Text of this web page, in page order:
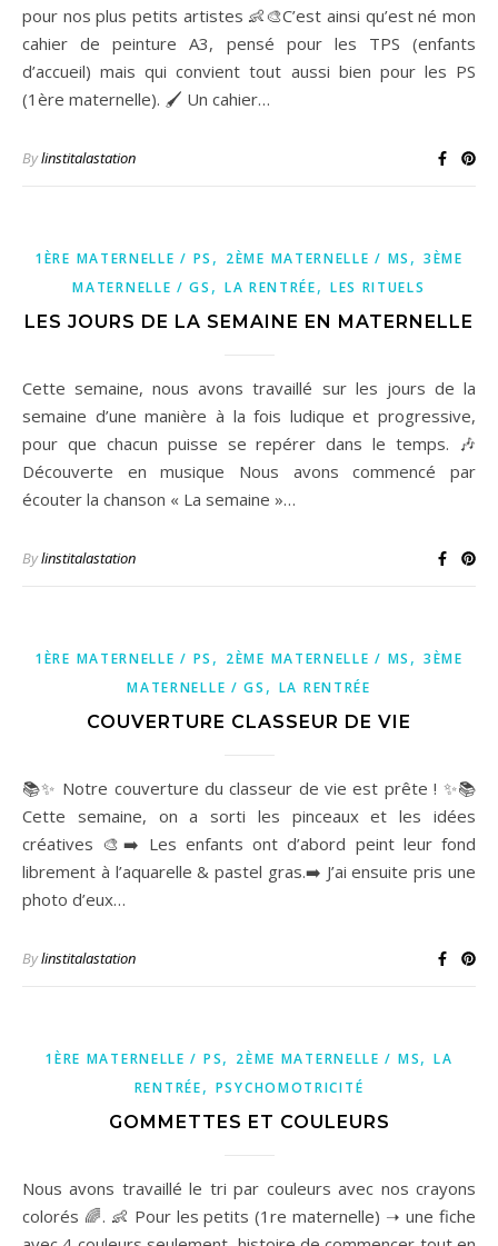
pour nos plus petits artistes 👶🎨C’est ainsi qu’est né mon
cahier de peinture A3, pensé pour les TPS (enfants
d’accueil) mais qui convient tout aussi bien pour les PS
(1ère maternelle). 🖌️ Un cahier…
Bylinstitalastation
1ÈRE MATERNELLE / PS , 2ÈME MATERNELLE / MS ,3ÈME
MATERNELLE / GS , LA RENTRÉE, LES RITUELS
LES JOURS DE LA SEMAINE EN MATERNELLE
Cette semaine, nous avons travaillé sur les jours de la
semaine d’une manière à la fois ludique et progressive,
pour que chacun puisse se repérer dans le temps. 🎶
Découverte en musique Nous avons commencé par
écouter la chanson « La semaine »…
Bylinstitalastation
1ÈRE MATERNELLE / PS , 2ÈME MATERNELLE / MS ,3ÈME
MATERNELLE / GS , LA RENTRÉE
COUVERTURE CLASSEUR DE VIE
📚✨ Notre couverture du classeur de vie est prête ! ✨📚
Cette semaine, on a sorti les pinceaux et les idées
créatives 🎨➡️ Les enfants ont d’abord peint leur fond
librement à l’aquarelle & pastel gras.➡️ J’ai ensuite pris une
photo d’eux…
Bylinstitalastation
1ÈRE MATERNELLE / PS, 2ÈME MATERNELLE / MS,LA
RENTRÉE, PSYCHOMOTRICITÉ
GOMMETTES ET COULEURS
Nous avons travaillé le tri par couleurs avec nos crayons
colorés 🌈. 👶 Pour les petits (1re maternelle) ➝ une fiche